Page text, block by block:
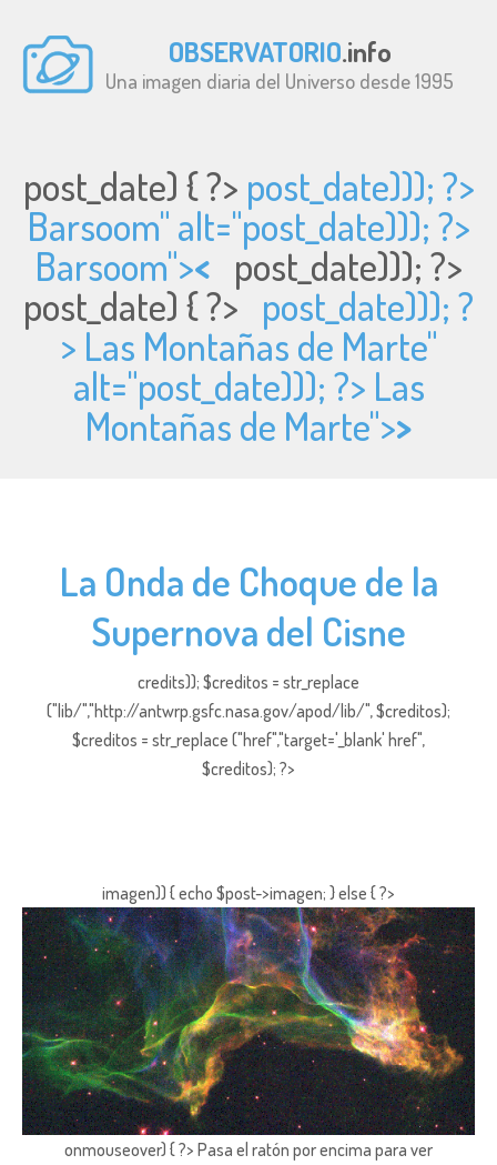
OBSERVATORIO.info
Una imagen diaria del Universo desde 1995
post_date) { ?> post_date))); ?>
Barsoom" alt="post_date))); ?>
Barsoom">< post_date))); ?>
post_date) { ?> post_date))); ?
> Las Montañas de Marte"
alt="post_date))); ?> Las
Montañas de Marte">>
La Onda de Choque de la
Supernova del Cisne
credits)); $creditos = str_replace
("lib/","http://antwrp.gsfc.nasa.gov/apod/lib/", $creditos);
$creditos = str_replace ("href","target='_blank' href",
$creditos); ?>
imagen)) { echo $post->imagen; } else { ?>
onmouseover) { ?> Pasa el ratón por encima para ver